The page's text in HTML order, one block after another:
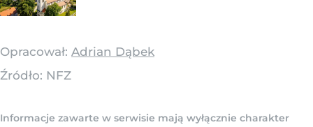
Opracował: Adrian Dąbek
Źródło: NFZ
Informacje zawarte w serwisie mają wyłącznie charakter